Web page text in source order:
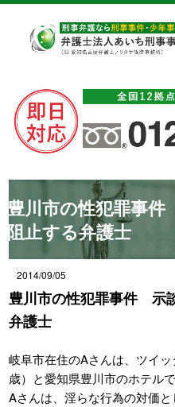
豊川市の性犯罪事
阻止する弁護士
2014/09/05
豊川市の性犯罪事件 示
弁護士
岐阜市在住のAさんは、ツイ
歳）と愛知県豊川市のホテル
Aさんは、淫らな行為の対価と